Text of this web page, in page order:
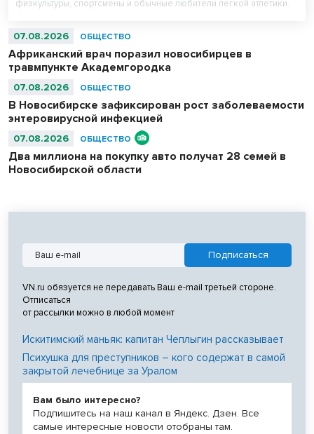
физкультуры, спортсмены и обычные любители легкой атлетики.
07.08.2026 ОБЩЕСТВО
Африканский врач поразил новосибирцев в
травмпункте Академгородка
07.08.2026 ОБЩЕСТВО
В Новосибирске зафиксирован рост заболеваемости
энтеровирусной инфекцией
07.08.2026 ОБЩЕСТВО
Два миллиона на покупку авто получат 28 семей в
Новосибирской области
VN.ru обязуется не передавать Ваш e-mail третьей стороне.
Отписаться
от рассылки можно в любой момент
Искитимский маньяк: капитан Чеплыгин рассказывает
Психушка для преступников – кого содержат в самой
закрытой лечебнице за Уралом
Вам было интересно?
Подпишитесь на наш канал в Яндекс. Дзен. Все
самые интересные новости отобраны там.